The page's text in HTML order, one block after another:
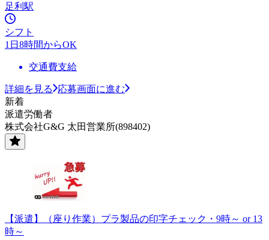
足利駅
シフト
1日8時間からOK
交通費支給
詳細を見る
応募画面に進む
新着
派遣労働者
株式会社G&G 太田営業所(898402)
【派遣】（座り作業）プラ製品の印字チェック・9時～ or 13
時～